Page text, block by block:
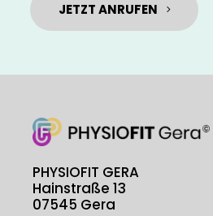
JETZT ANRUFEN
PHYSIOFIT GERA
Hainstraße 13
07545 Gera